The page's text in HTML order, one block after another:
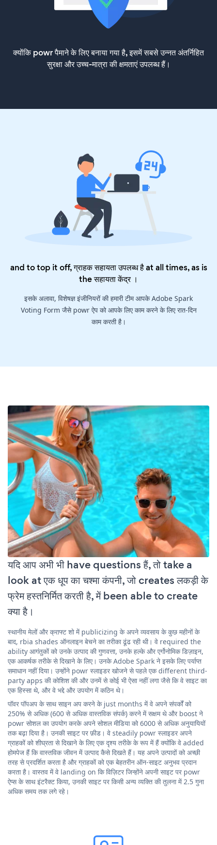
क्योंकि powr पैमाने के लिए बनाया गया है, इसमें सबसे उन्नत अंतर्निहित
सुरक्षा और उच्च-मात्रा की क्षमताएं उपलब्ध हैं।
and to top it off, ग्राहक सहायता उपलब्ध है at all times, as is
theसहायता केंद्र।
इसके अलावा, विशेषज्ञ इंजीनियरों की हमारी टीम आपके Adobe Spark
Voting Form जैसे powr ऐप को आपके लिए काम करने के लिए रात-दिन
काम करती है।
यदि आप अभी भी have questions हैं, तो take a
look at एक धूप का चश्मा कंपनी, जो creates लकड़ी के
फ्रेम हस्तनिर्मित करती है, में been able to create
क्या है।
स्थानीय मेलों और क्राफ्ट शो में publicizing के अपने व्यवसाय के कुछ महीनों के
बाद, rbia shades ऑनलाइन बेचने का तरीका ढूंढ रही थी। वे required the
ability आगंतुकों को उनके उत्पाद की गुणवत्ता, उनके हल्के और एर्गोनोमिक डिज़ाइन,
एक आकर्षक तरीके से दिखाने के लिए। उनके Adobe Spark ने इसके लिए पर्याप्त
समाधान नहीं दिया। उन्होंने powr स्लाइडर खोजने से पहले एक different third-
party apps की कोशिश की और उनमें से कोई भी ऐसा नहीं लगा जैसे कि वे साइट का
एक हिस्सा थे, और वे भद्दे और उपयोग में कठिन थे।
पॉवर पॉपअप के साथ साइन अप करने के just months में वे अपने संपर्कों को
250% से अधिक (600 से अधिक वास्तविक संपर्क) करने में सक्षम थे और boost ने
powr सोशल का उपयोग करके अपने सोशल मीडिया को 6000 से अधिक अनुयायियों
तक बढ़ा दिया है। उनकी साइट पर फ़ीड। वे steadily powr स्लाइडर अपने
ग्राहकों को शीघ्रता से दिखाने के लिए एक दृश्य तरीके के रूप में हैं क्योंकि वे added
होमपेज हैं कि वास्तविक जीवन में उत्पाद कैसे दिखते हैं। यह अपने उत्पादों को अच्छी
तरह से प्रदर्शित करता है और ग्राहकों को एक बेहतरीन ऑन-साइट अनुभव प्रदान
करता है। वास्तव में वे landing on कि विज़िटर जिन्होंने अपनी साइट पर powr
ऐप्स के साथ इंटरैक्ट किया, उनकी साइट पर किसी अन्य व्यक्ति की तुलना में 2.5 गुना
अधिक समय तक लगे रहे।